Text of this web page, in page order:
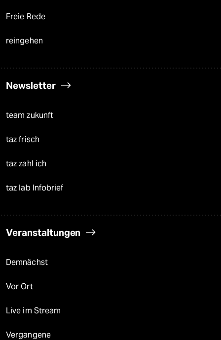
Freie Rede
reingehen
Newsletter
team zukunft
taz frisch
taz zahl ich
taz lab Infobrief
Veranstaltungen
Demnächst
Vor Ort
Live im Stream
Vergangene